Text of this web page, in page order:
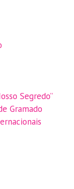
Segredo”
Gramado